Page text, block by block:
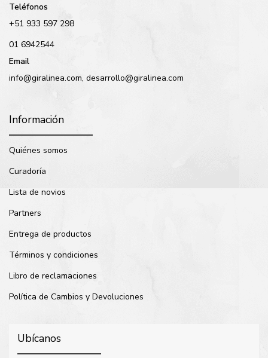
Teléfonos
+51 933 597 298
01 6942544
Email
info@giralinea.com, desarrollo@giralinea.com
Información
Quiénes somos
Curadoría
Lista de novios
Partners
Entrega de productos
Términos y condiciones
Libro de reclamaciones
Política de Cambios y Devoluciones
Ubícanos